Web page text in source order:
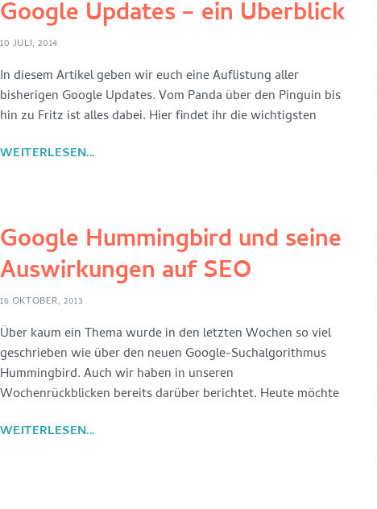
Google Updates – ein Überblick
10 JULI, 2014
In diesem Artikel geben wir euch eine Auflistung aller
bisherigen Google Updates. Vom Panda über den Pinguin bis
hin zu Fritz ist alles dabei. Hier findet ihr die wichtigsten
WEITERLESEN...
Google Hummingbird und seine
Auswirkungen auf SEO
16 OKTOBER, 2013
Über kaum ein Thema wurde in den letzten Wochen so viel
geschrieben wie über den neuen Google-Suchalgorithmus
Hummingbird. Auch wir haben in unseren
Wochenrückblicken bereits darüber berichtet. Heute möchte
WEITERLESEN...